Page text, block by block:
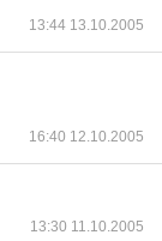
13:44 13.10.2005
16:40 12.10.2005
13:30 11.10.2005